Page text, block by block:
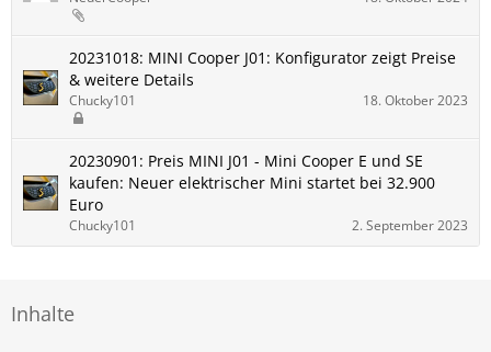
20231018: MINI Cooper J01: Konfigurator zeigt Preise
& weitere Details
Chucky101 18. Oktober 2023
20230901: Preis MINI J01 - Mini Cooper E und SE
kaufen: Neuer elektrischer Mini startet bei 32.900
Euro
Chucky101 2. September 2023
Inhalte